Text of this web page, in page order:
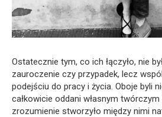
Ostatecznie tym, co ich łączyło, nie
zauroczenie czy przypadek, lecz
podejściu do pracy i życia. Oboje byli
całkowicie oddani własnym
zrozumienie stworzyło między nimi